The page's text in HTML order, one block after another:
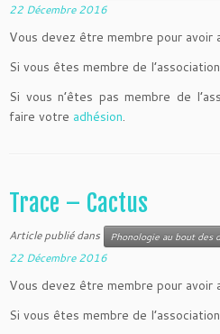
22 Décembre 2016
Vous devez être membre pour avoir
Si vous êtes membre de
Si vous n’êtes pas membre de
faire votre adhésion.
Trace – Cactus
Article publié dans Phonologie au bout
22 Décembre 2016
Vous devez être membre pour avoir
Si vous êtes membre de